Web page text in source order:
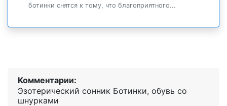
ботинки снятся к тому, что благоприятного...
Комментарии:
Эзотерический cонник Ботинки, обувь со
шнурками